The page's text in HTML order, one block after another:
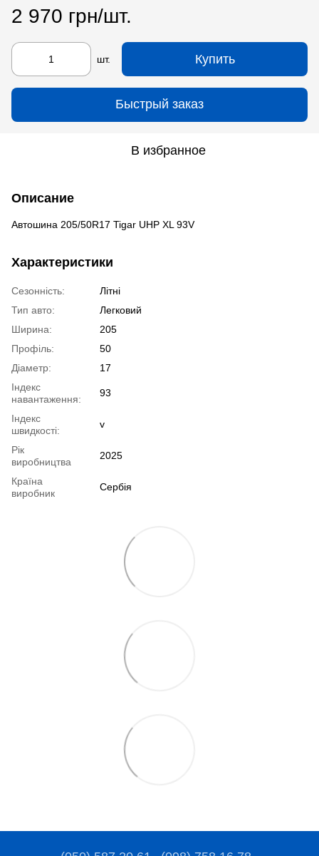
2 970 грн/шт.
шт. Купить
Быстрый заказ
В избранное
Описание
Автошина 205/50R17 Tigar UHP XL 93V
Характеристики
Сезонність:
Літні
Тип авто:
Легковий
Ширина:
205
Профіль:
50
Діаметр:
17
Індекс
навантаження:
93
Індекс
швидкості:
v
Рік
виробництва
2025
Країна
виробник
Сербія